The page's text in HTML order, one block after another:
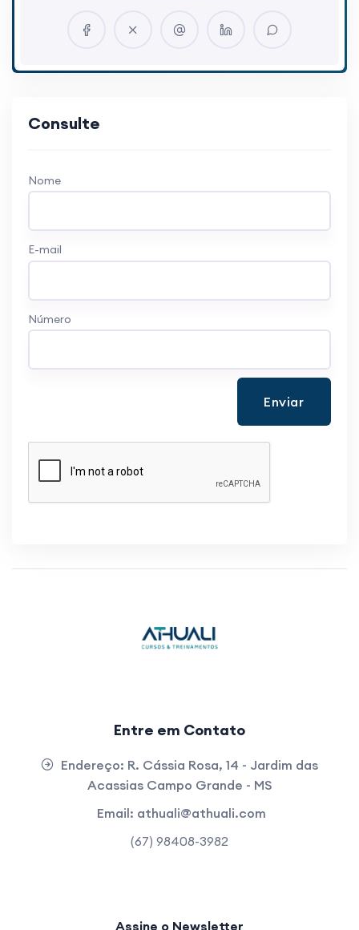
Consulte
Nome
E-mail
Número
Enviar
Entre em Contato
Endereço: R. Cássia Rosa, 14 - Jardim das
Acassias Campo Grande - MS
Email: athuali@athuali.com
(67) 98408-3982
Assine o Newsletter